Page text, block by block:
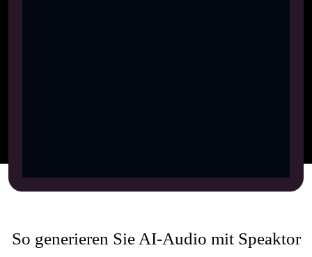
So generieren Sie AI-Audio mit Speaktor